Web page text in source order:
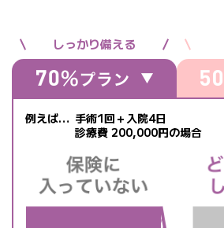
しっかり備える
例えば… 手術1回＋入院4日
診療費 200,000円の場合